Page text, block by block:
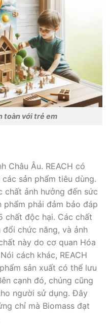
toàn với trẻ em
Châu Âu. REACH có
sản phẩm tiêu dùng.
chất ảnh hưởng đến sức
phải đảm bảo đáp
chất độc hại. Các chất
chức năng, và ảnh
này do cơ quan Hóa
cách khác, REACH
sản xuất có thể lưu
cạnh đó, chúng cũng
người sử dụng. Đây
chỉ mà Biomass đạt